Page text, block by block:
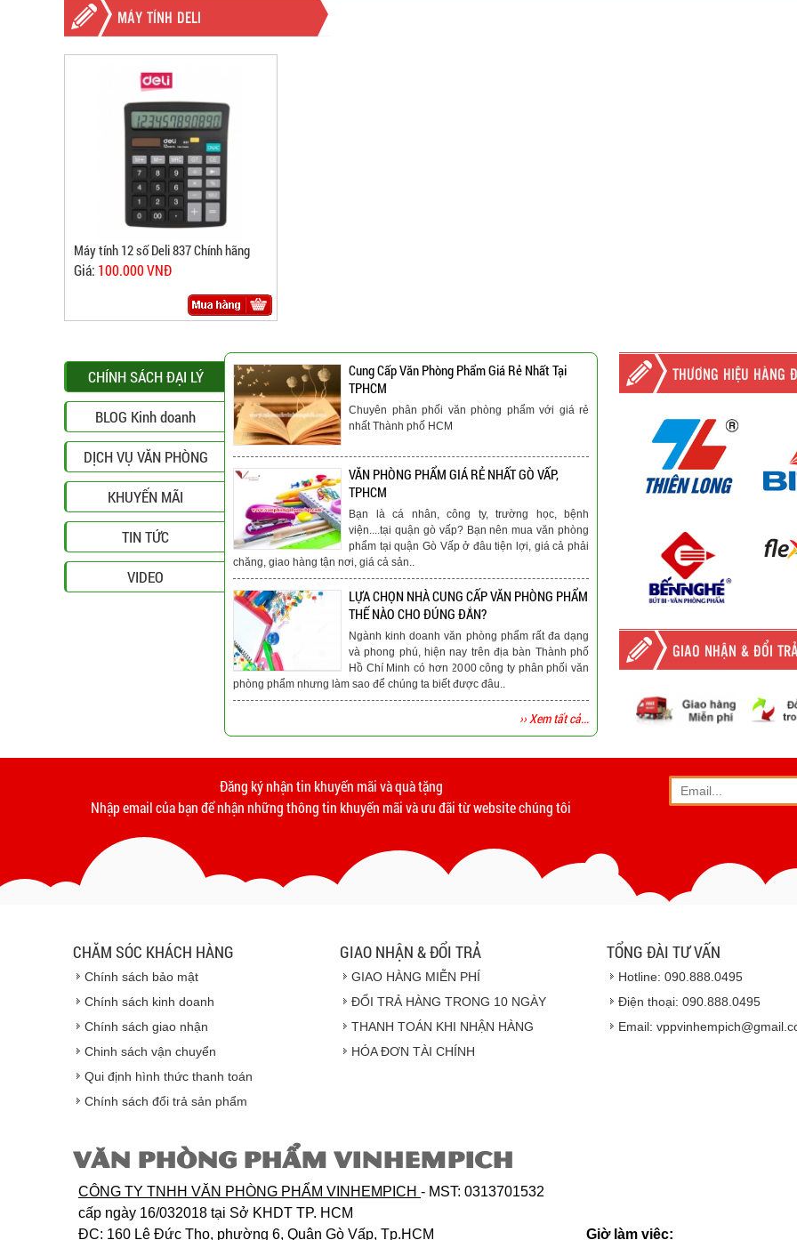
MÁY TÍNH DELI
Máy tính 12 số Deli 837 Chính hãng
Giá: 100.000 VNĐ
CHÍNH SÁCH ĐẠI LÝ
BLOG Kinh doanh
DỊCH VỤ VĂN PHÒNG
KHUYẾN MÃI
TIN TỨC
VIDEO
Cung Cấp Văn Phòng Phẩm Giá Rẻ Nhất Tại
TPHCM
Chuyên phân phối văn phòng phẩm với giá rẻ
nhất Thành phố HCM
VĂN PHÒNG PHẨM GIÁ RẺ NHẤT GÒ VẤP,
TPHCM
Bạn là cá nhân, công ty, trường học, bệnh
viện....tại quận gò vấp? Bạn nên mua văn phòng
phẩm tại quận Gò Vấp ở đâu tiện lợi, giá cả phải
chăng, giao hàng tận nơi, giá cả sản..
LỰA CHỌN NHÀ CUNG CẤP VĂN PHÒNG PHẨM
THẾ NÀO CHO ĐÚNG ĐẮN?
Ngành kinh doanh văn phòng phẩm rất đa dạng
và phong phú, hiện nay trên địa bàn Thành phố
Hồ Chí Minh có hơn 2000 công ty phân phối văn
phòng phẩm nhưng làm sao để chúng ta biết được đâu..
›› Xem tất cả...
THƯƠNG HIỆU HÀNG
GIAO NHẬN & ĐỔI
- Phương thức vận
- Thời hạn ước tính
Vinhempich
Đăng ký nhận tin khuyến mãi và quà tặng
Nhập email của bạn để nhận những thông tin khuyến mãi và ưu đãi từ website chúng tôi
CHĂM SÓC KHÁCH HÀNG
Chính sách bảo mật
Chính sách kinh doanh
Chính sách giao nhận
Chinh sách vận chuyển
Qui định hình thức thanh toán
Chính sách đổi trả sản phẩm
GIAO NHẬN & ĐỔI TRẢ
GIAO HÀNG MIỄN PHÍ
ĐỔI TRẢ HÀNG TRONG 10 NGÀY
THANH TOÁN KHI NHẬN HÀNG
HÓA ĐƠN TÀI CHÍNH
TỔNG ĐÀI TƯ VẤN
Hotline: 090.888.0495
Điện thoại: 090.888.0495
Email:
VĂN PHÒNG PHẨM VINHEMPICH
CÔNG TY TNHH VĂN PHÒNG PHẨM VINHEMPICH - MST: 0313701532
cấp ngày 16/032018 tại Sở KHDT TP. HCM
ĐC: 160 Lê Đức Thọ, phường 6, Quận Gò Vấp, Tp.HCM Giờ làm việc: